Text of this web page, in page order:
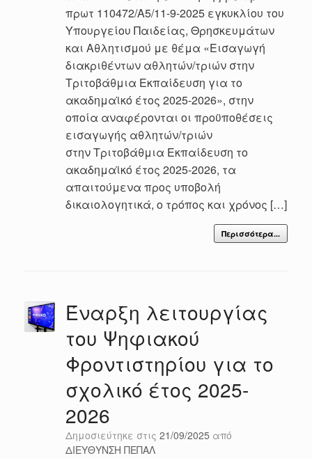
πρωτ 110472/Α5/11-9-2025 εγκυκλίου του
Υπουργείου Παιδείας, Θρησκευμάτων
και Αθλητισμού με θέμα «Εισαγωγή
διακριθέντων αθλητών/τριών στην
Tριτοβάθμια Eκπαίδευση για το
ακαδημαϊκό έτος 2025-2026», στην
οποία αναφέρονται οι προϋποθέσεις
εισαγωγής αθλητών/τριών
στην Tριτοβάθμια Eκπαίδευση το
ακαδημαϊκό έτος 2025-2026, τα
απαιτούμενα προς υποβολή
δικαιολογητικά, ο τρόπος και χρόνος […]
Περισσότερα...
Έναρξη λειτουργίας
του Ψηφιακού
Φροντιστηρίου για το
σχολικό έτος 2025-
2026
Δημοσιεύτηκε στις 21/09/2025 από
ΔΙΕΥΘΥΝΣΗ ΠΕΠΑΛ